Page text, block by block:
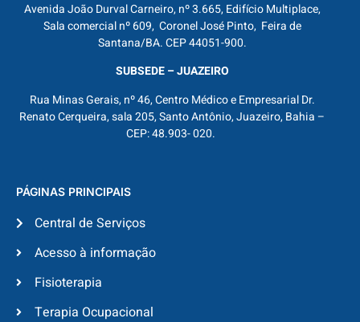
Avenida João Durval Carneiro, nº 3.665, Edifício Multiplace,
Sala comercial nº 609, Coronel José Pinto, Feira de
Santana/BA. CEP 44051-900.
SUBSEDE – JUAZEIRO
Rua Minas Gerais, nº 46, Centro Médico e Empresarial Dr.
Renato Cerqueira, sala 205, Santo Antônio, Juazeiro, Bahia –
CEP: 48.903- 020.
PÁGINAS PRINCIPAIS
Central de Serviços
Acesso à informação
Fisioterapia
Terapia Ocupacional